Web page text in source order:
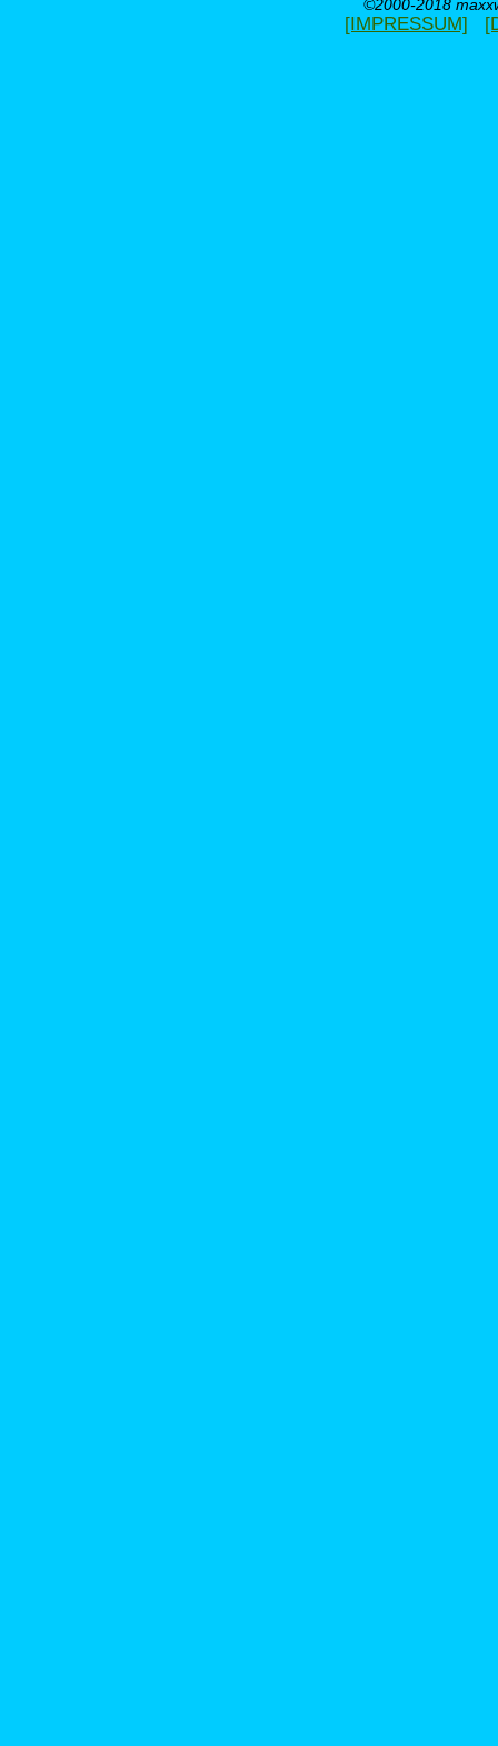
©2000-2018
[IMPRESSUM]